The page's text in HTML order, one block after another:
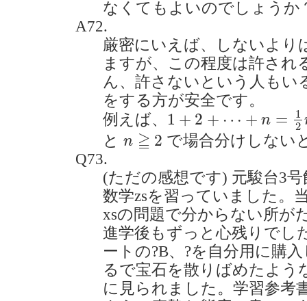
なくてもよいのでしょうか
A72.
厳密にいえば、しないより
ますが、この程度は許され
ん、許さないという人もい
をする方が安全です。
例えば、 1 + 2 + ⋯ + n =
1
2
1+ 2+⋯ + = 1 1
と n ≧ 2
n≧2
で場合分けしない
Q73.
(ただの感想です) 元駿台3
数学zsを習っていました。
xsの問題で分からない所が
進学後もずっと心残りでし
ートの?B、?を自分用に購
るで宝石を散りばめたよう
に見られました。学習参考